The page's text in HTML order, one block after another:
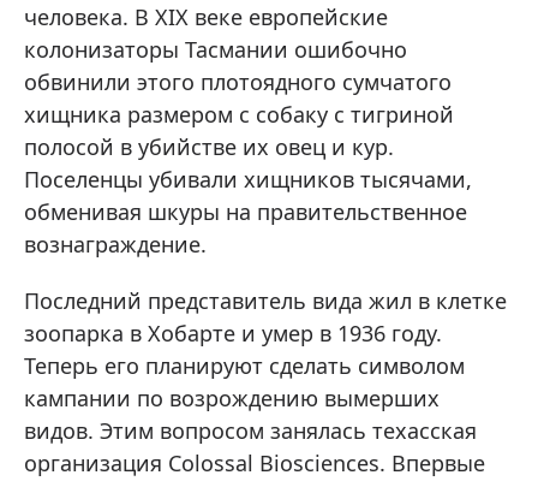
человека. В XIX веке европейские
колонизаторы Тасмании ошибочно
обвинили этого плотоядного сумчатого
хищника размером с собаку с тигриной
полосой в убийстве их овец и кур.
Поселенцы убивали хищников тысячами,
обменивая шкуры на правительственное
вознаграждение.
Последний представитель вида жил в клетке
зоопарка в Хобарте и умер в 1936 году.
Теперь его планируют сделать символом
кампании по возрождению вымерших
видов. Этим вопросом занялась техасская
организация Colossal Biosciences. Впервые